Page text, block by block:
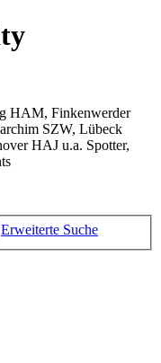
HAM, Finkenwerder
SZW, Lübeck
HAJ u.a. Spotter,
Erweiterte Suche